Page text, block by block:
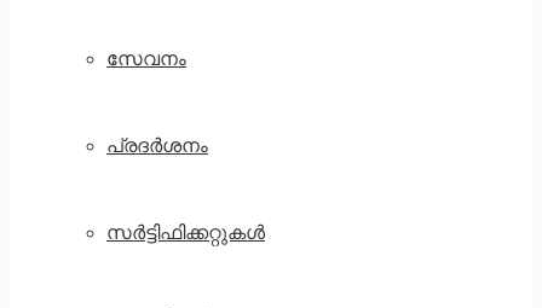
സേവനം
പ്രദർശനം
സർട്ടിഫിക്കറ്റുകൾ